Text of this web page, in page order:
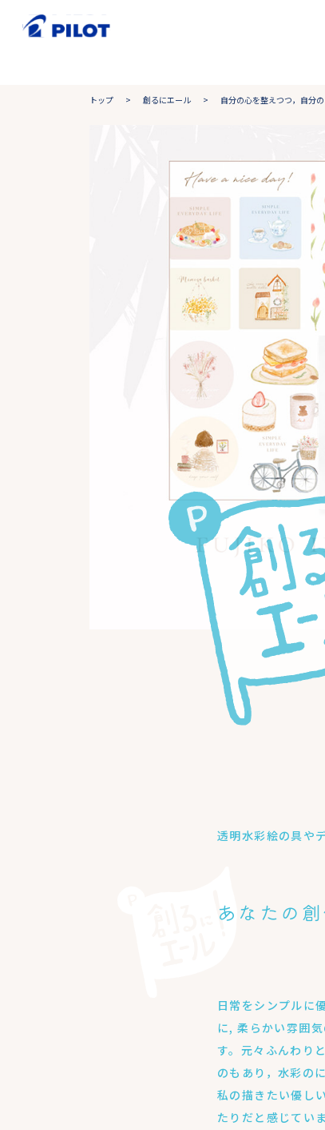
トップ > 創るにエール > 自分の心を整えつつ，自分
透明水彩絵の具や
あなたの
日常をシンプルに
に, 柔らかい雰囲
す。元々ふんわり
のもあり，水彩の
私の描きたい優し
たりだと感じてい